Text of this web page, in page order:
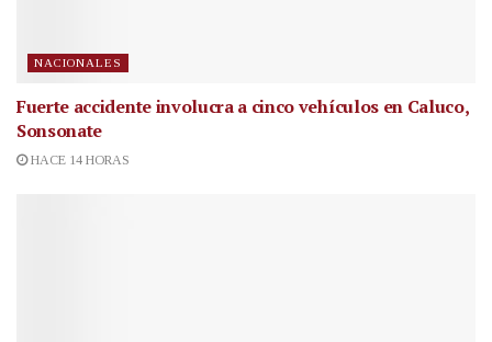
NACIONALES
Fuerte accidente involucra a cinco vehículos en Caluco,
Sonsonate
HACE 14 HORAS